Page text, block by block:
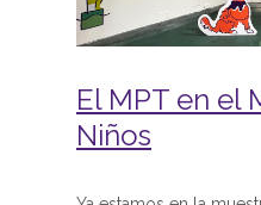
El MPT en el
Niños